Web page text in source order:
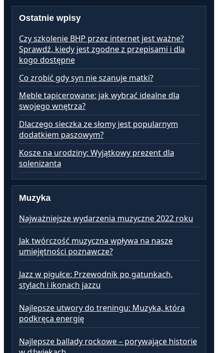
Ostatnie wpisy
Czy szkolenie BHP przez internet jest ważne?
Sprawdź, kiedy jest zgodne z przepisami i dla
kogo dostępne
Co zrobić gdy syn nie szanuje matki?
Meble tapicerowane: jak wybrać idealne dla
swojego wnętrza?
Dlaczego sieczka ze słomy jest popularnym
dodatkiem paszowym?
Kosze na urodziny: Wyjątkowy prezent dla
solenizanta
Muzyka
Najważniejsze wydarzenia muzyczne 2022 roku
Jak twórczość muzyczna wpływa na nasze
umiejętności poznawcze?
Jazz w pigułce: Przewodnik po gatunkach,
stylach i ikonach jazzu
Najlepsze utwory do treningu: Muzyka, która
podkręca energię
Najlepsze ballady rockowe – porywające historie